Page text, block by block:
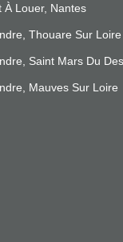
À Louer, Nantes
Thouare Sur Loire
Saint Mars Du
Mauves Sur Loire